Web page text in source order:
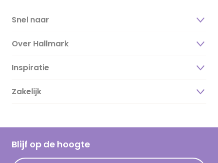
Snel naar
Over Hallmark
Over ons
Duurzaamheid
Hallmark Kaartclub
Acties
Inspiratie
Magazine
Cadeau inspiratie
Kaartinspiratie
Zakelijk
Blijf op de hoogte